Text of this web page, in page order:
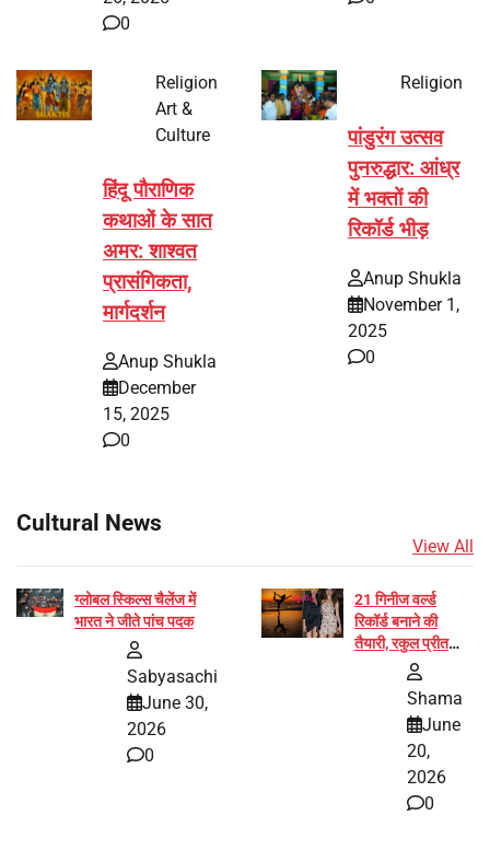
0
Religion
Art &
Culture
हिंदू पौराणिक
कथाओं के सात
अमर: शाश्वत
प्रासंगिकता,
मार्गदर्शन
Anup Shukla
December
15, 2025
0
Religion
पांडुरंग उत्सव
पुनरुद्धार: आंध्र
में भक्तों की
रिकॉर्ड भीड़
Anup Shukla
November 1,
2025
0
Cultural News
View All
ग्लोबल स्किल्स चैलेंज में
भारत ने जीते पांच पदक
Sabyasachi
June 30,
2026
0
21 गिनीज वर्ल्ड
रिकॉर्ड बनाने की
तैयारी, रकुल प्रीत
और प्रज्ञा जायसवाल
Shama
June
20,
2026
0